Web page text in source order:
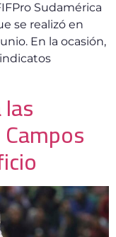
Sudamérica
se realizó en
En la ocasión,